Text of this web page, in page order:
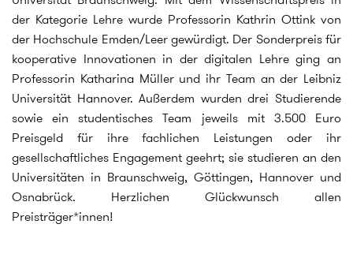
der Kategorie Lehre wurde Professorin Kathrin Ottink von
der Hochschule Emden/Leer gewürdigt. Der Sonderpreis für
kooperative Innovationen in der digitalen Lehre ging an
Professorin Katharina Müller und ihr Team an der Leibniz
Universität Hannover. Außerdem wurden drei Studierende
sowie ein studentisches Team jeweils mit 3.500 Euro
Preisgeld für ihre fachlichen Leistungen oder ihr
gesellschaftliches Engagement geehrt; sie studieren an den
Universitäten in Braunschweig, Göttingen, Hannover und
Osnabrück. Herzlichen Glückwunsch allen
Preisträger*innen!